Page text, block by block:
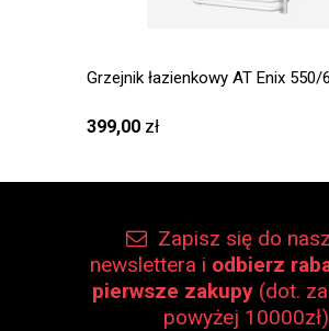
Grzejnik łazienkowy AT Enix 550/
399,00 zł
Zapisz się do
newslettera i odbierz
pierwsze zakupy (dot.
powyżej 10000zł)